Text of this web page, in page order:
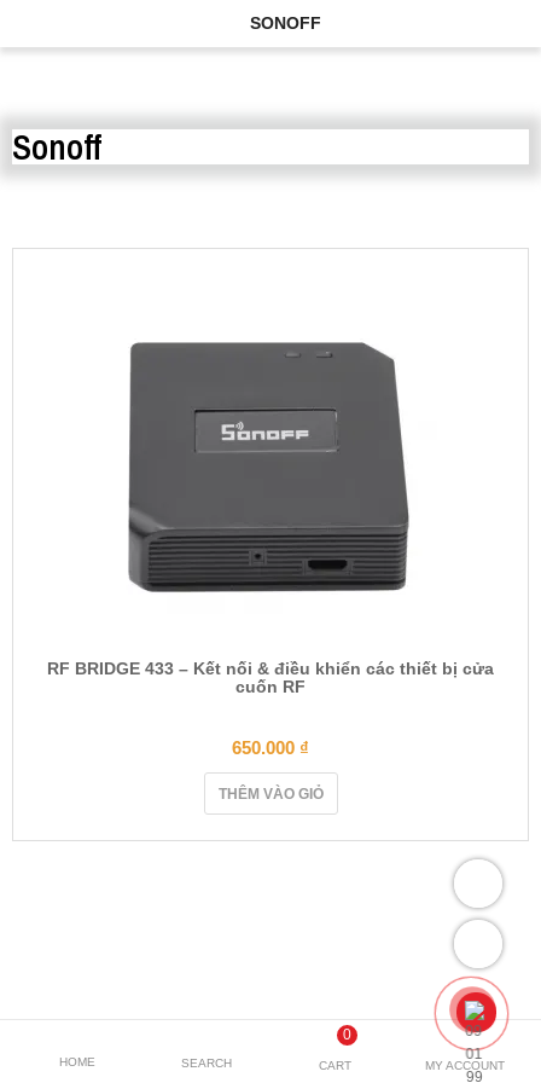
SONOFF
Sonoff
RF BRIDGE 433 – Kết nối & điều khiển các thiết bị cửa
cuốn RF
650.000 ₫
THÊM VÀO GIỎ
HOME SEARCH
0
CART MY ACCOUNT